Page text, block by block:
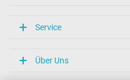
Service
Über Uns